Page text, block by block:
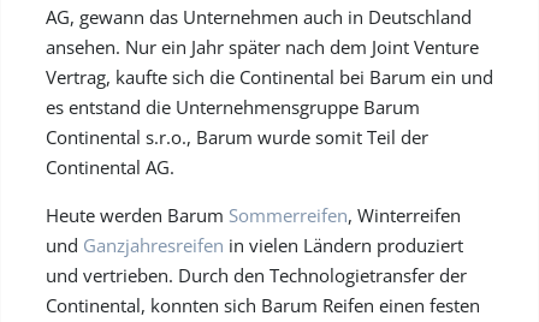
AG, gewann das Unternehmen auch in Deutschland
ansehen. Nur ein Jahr später nach dem Joint Venture
Vertrag, kaufte sich die Continental bei Barum ein und
es entstand die Unternehmensgruppe Barum
Continental s.r.o., Barum wurde somit Teil der
Continental AG.
Heute werden Barum Sommerreifen, Winterreifen
und Ganzjahresreifen in vielen Ländern produziert
und vertrieben. Durch den Technologietransfer der
Continental, konnten sich Barum Reifen einen festen